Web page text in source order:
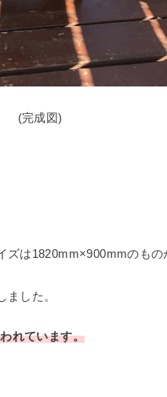
(完成図)
ズは1820mm×900mmのも
した。
れています。